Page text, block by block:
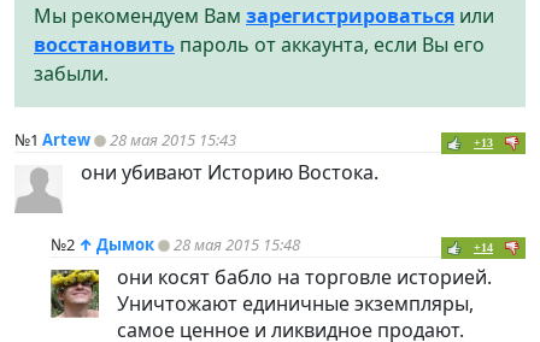
Мы рекомендуем Вам зарегистрироваться или
восстановить пароль от аккаунта, если Вы его
забыли.
№1 Artew 28 мая 2015 15:43 +13
они убивают Историю Востока.
№2 ↑ Дымок 28 мая 2015 15:48 +14
они косят бабло на торговле историей.
Уничтожают единичные экземпляры,
самое ценное и ликвидное продают.